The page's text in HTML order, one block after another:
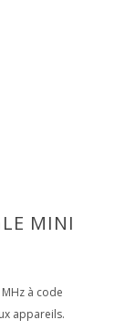
MINI
MHz à code
appareils.